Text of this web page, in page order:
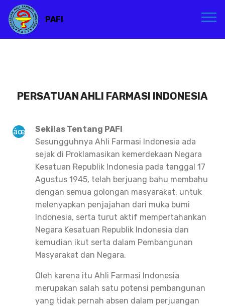
PAFI
PERSATUAN AHLI FARMASI INDONESIA
Sekilas Tentang PAFI
Sesungguhnya Ahli Farmasi Indonesia ada
sejak di Proklamasikan kemerdekaan Negara
Kesatuan Republik Indonesia pada tanggal 17
Agustus 1945, telah berjuang bahu membahu
dengan semua golongan masyarakat, untuk
melenyapkan penjajahan dari muka bumi
Indonesia, serta turut aktif mempertahankan
Negara Kesatuan Republik Indonesia dan
kemudian ikut serta dalam Pembangunan
Masyarakat dan Negara.
Oleh karena itu Ahli Farmasi Indonesia
merupakan salah satu potensi pembangunan
yang tidak pernah absen dalam perjuangan